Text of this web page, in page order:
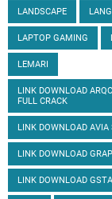
LANDSCAPE
LAPTOP GAMING
LEMARI
LINK DOWNLOAD
FULL CRACK
LINK DOWNLOAD
LINK DOWNLOAD
LINK DOWNLOAD